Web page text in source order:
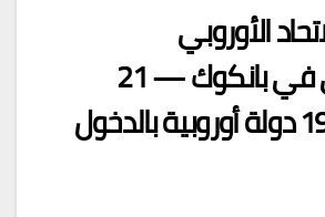
الأوروبي
السينمائي في بانكوك — 21
فيلماً من 19 دولة أوروبية بالدخول